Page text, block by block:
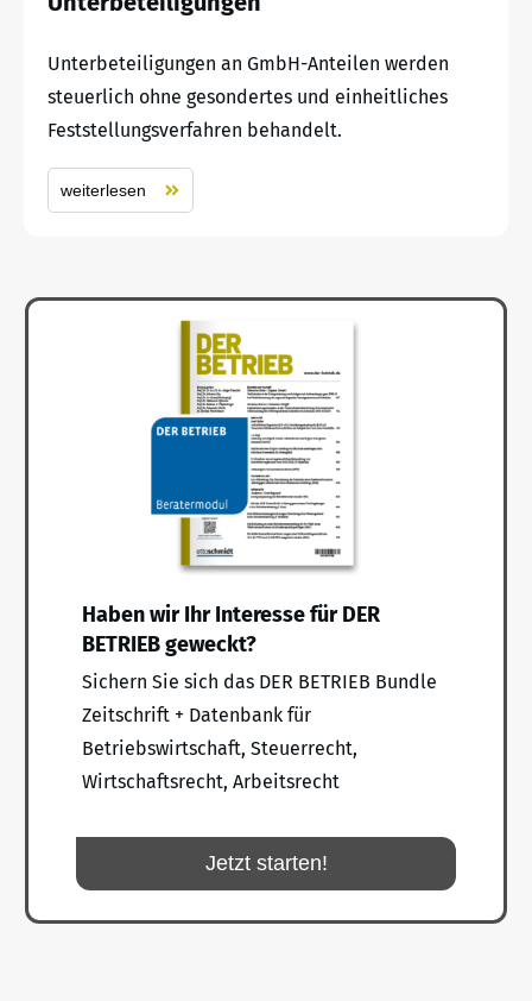
Unterbeteiligungen an GmbH-Anteilen werden
steuerlich ohne gesondertes und einheitliches
Feststellungsverfahren behandelt.
weiterlesen
Haben wir Ihr Interesse für DER
BETRIEB geweckt?
Sichern Sie sich das DER BETRIEB Bundle
Zeitschrift + Datenbank für
Betriebswirtschaft, Steuerrecht,
Wirtschaftsrecht, Arbeitsrecht
Jetzt starten!